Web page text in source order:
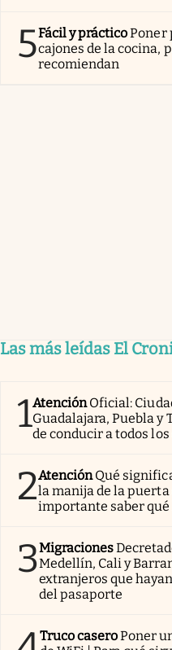
5Fácil y prácticoPoner
cajones de la cocina,
recomiendan
Las más leídas El
1AtenciónOficial:
Guadalajara, Puebla y
de conducir a todos
2AtenciónQué
la manija de la puerta
importante saber
3Migraciones
Medellín, Cali y
extranjeros que
del pasaporte
Truco caseroPoner